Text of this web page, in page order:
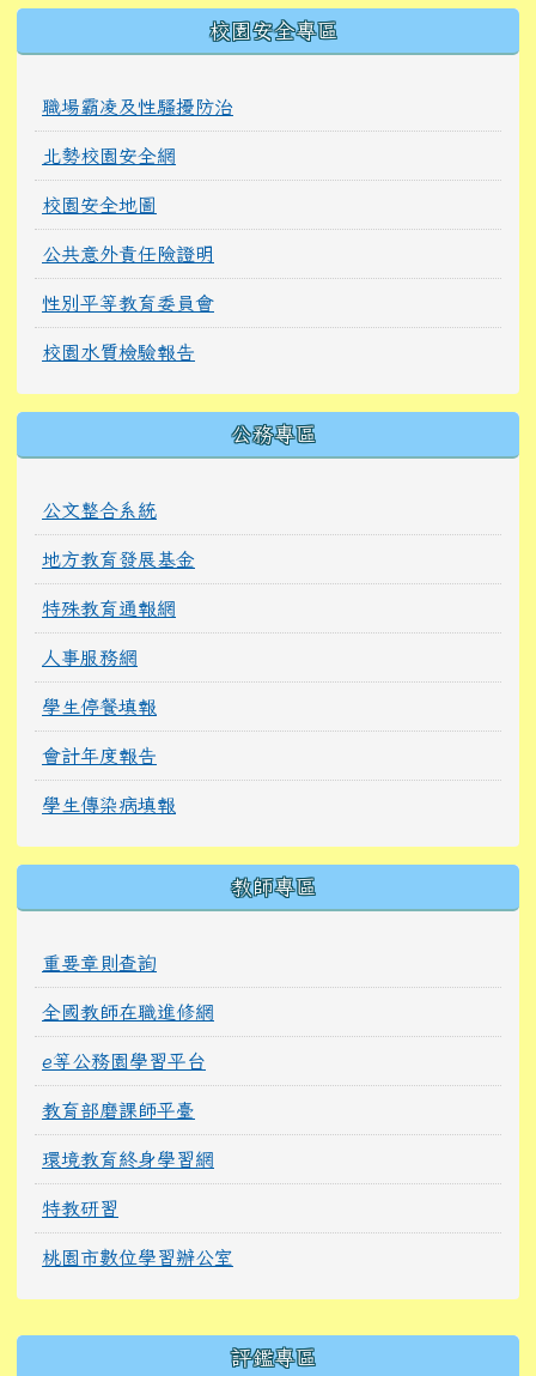
校園安全專區
職場霸凌及性騷擾防治
北勢校園安全網
校園安全地圖
公共意外責任險證明
性別平等教育委員會
校園水質檢驗報告
公務專區
公文整合系統
地方教育發展基金
特殊教育通報網
人事服務網
學生停餐填報
會計年度報告
學生傳染病填報
教師專區
重要章則查詢
全國教師在職進修網
e等公務園學習平台
教育部磨課師平臺
環境教育終身學習網
特教研習
桃園市數位學習辦公室
評鑑專區